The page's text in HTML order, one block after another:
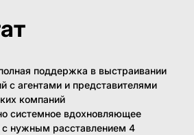
поддержка в выстраивании
с агентами и представителями
компаний
системное вдохновляющее
с нужным расставлением 4